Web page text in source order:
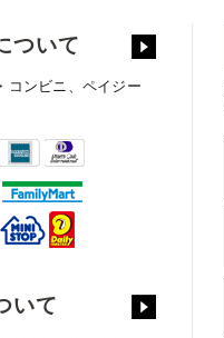
ついて
コンビニ、ペイジー
いて